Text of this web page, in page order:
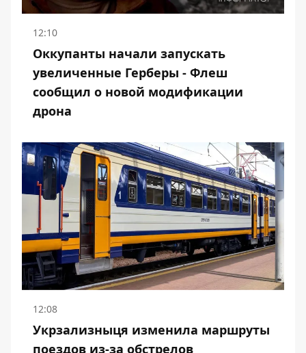
12:10
Оккупанты начали запускать
увеличенные Герберы - Флеш
сообщил о новой модификации
дрона
12:08
Укрзализныця изменила маршруты
поездов из-за обстрелов